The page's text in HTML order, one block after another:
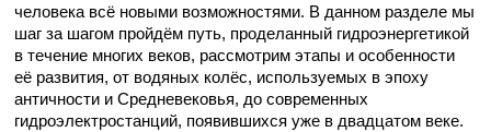
человека всё новыми возможностями. В данном разделе мы
шаг за шагом пройдём путь, проделанный гидроэнергетикой
в течение многих веков, рассмотрим этапы и особенности
её развития, от водяных колёс, используемых в эпоху
античности и Средневековья, до современных
гидроэлектростанций, появившихся уже в двадцатом веке.